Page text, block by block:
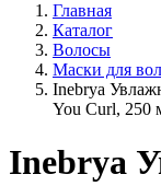
Главная
Каталог
Волосы
Маски для
Inebrya
You Curl, 250
Inebrya